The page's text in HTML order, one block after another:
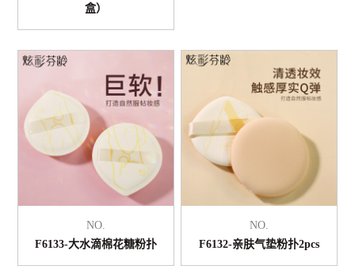
盒）
NO.
F6133-大水滴棉花糖粉扑
NO.
F6132-亲肤气垫粉扑2pcs